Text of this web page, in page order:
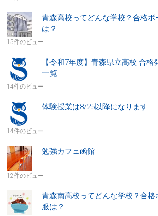
青森高校ってどんな学校？合格ボ
は？
15件のビュー
【令和7年度】青森県立高校 合
一覧
14件のビュー
体験授業は8/25以降になります
14件のビュー
勉強カフェ函館
12件のビュー
青森南高校ってどんな学校？合格
服は？